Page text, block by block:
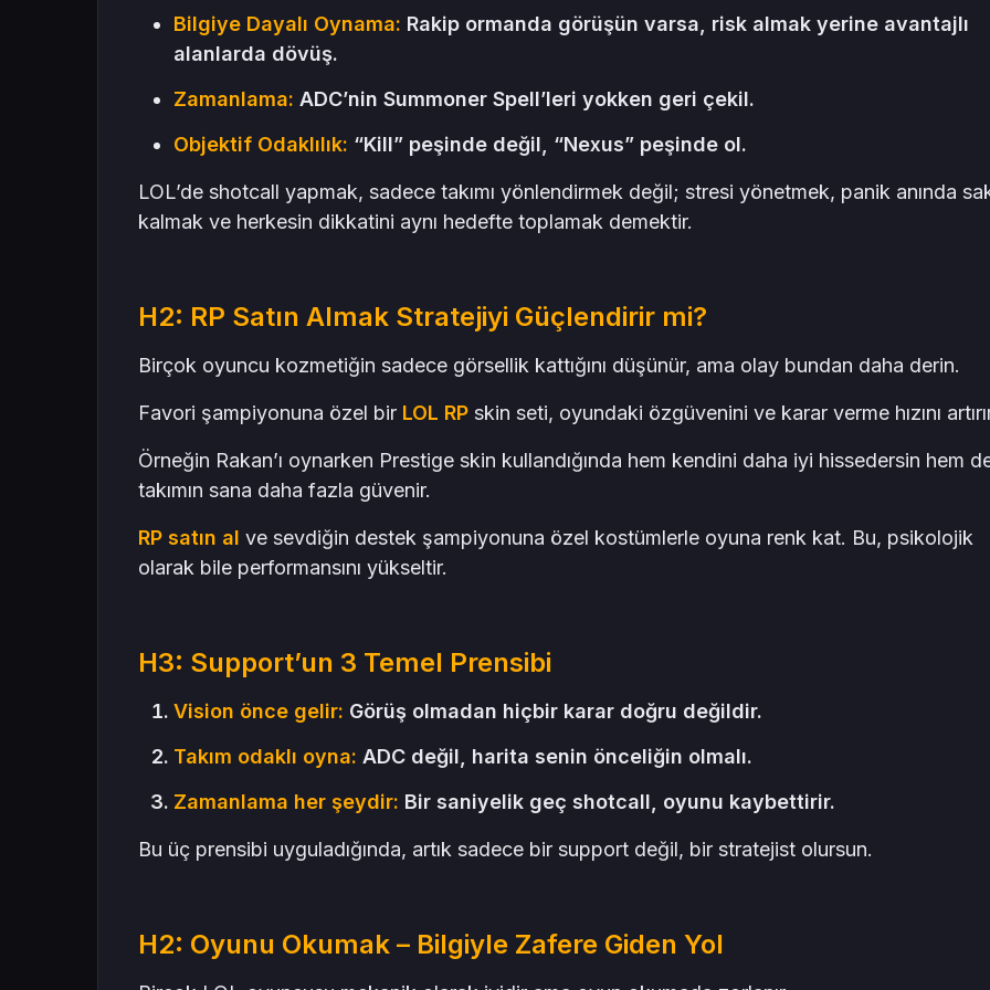
Bilgiye Dayalı Oynama: Rakip ormanda görüşün varsa, risk almak yerine avantajlı
alanlarda dövüş.
Zamanlama: ADC’nin Summoner Spell’leri yokken geri çekil.
Objektif Odaklılık: “Kill” peşinde değil, “Nexus” peşinde ol.
LOL’de shotcall yapmak, sadece takımı yönlendirmek değil; stresi yönetmek, panik anında
kalmak ve herkesin dikkatini aynı hedefte toplamak demektir.
H2: RP Satın Almak Stratejiyi Güçlendirir mi?
Birçok oyuncu kozmetiğin sadece görsellik kattığını düşünür, ama olay bundan daha derin.
Favori şampiyonuna özel bir LOL RPskin seti, oyundaki özgüvenini ve karar verme hızını
Örneğin Rakan’ı oynarken Prestige skin kullandığında hem kendini daha iyi hissedersin hem
takımın sana daha fazla güvenir.
RP satın al ve sevdiğin destek şampiyonuna özel kostümlerle oyuna renk kat. Bu, psikolojik
olarak bile performansını yükseltir.
H3: Support’un 3 Temel Prensibi
Vision önce gelir: Görüş olmadan hiçbir karar doğru değildir.
Takım odaklı oyna: ADC değil, harita senin önceliğin olmalı.
Zamanlama her şeydir: Bir saniyelik geç shotcall, oyunu kaybettirir.
Bu üç prensibi uyguladığında, artık sadece bir support değil, bir stratejist olursun.
H2: Oyunu Okumak – Bilgiyle Zafere Giden Yol